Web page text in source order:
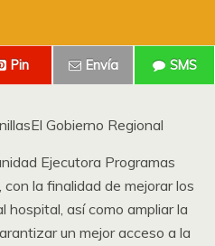
Pin Envía SMS
El Gobierno Regional
Ejecutora Programas
con la finalidad de mejorar los
hospital, así como ampliar la
un mejor acceso a la